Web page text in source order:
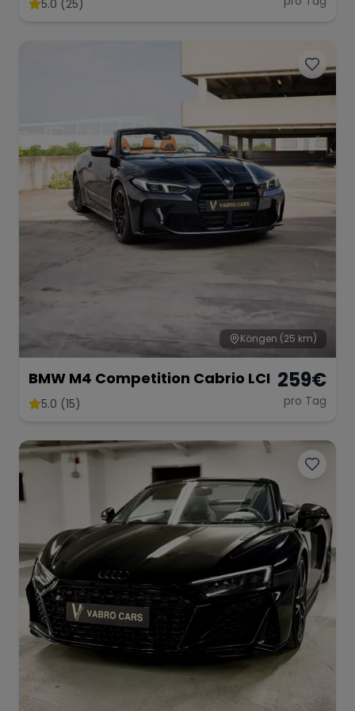
5.0 (25)
Köngen (25 km)
BMW M4 Competition Cabrio LCI
5.0 (15)
259€
pro Tag